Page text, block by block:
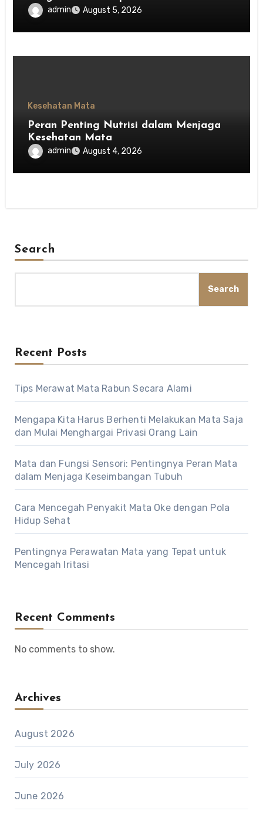
admin August 5, 2026
Kesehatan Mata
Peran Penting Nutrisi dalam Menjaga
Kesehatan Mata
admin August 4, 2026
Search
Search
Recent Posts
Tips Merawat Mata Rabun Secara Alami
Mengapa Kita Harus Berhenti Melakukan Mata Saja
dan Mulai Menghargai Privasi Orang Lain
Mata dan Fungsi Sensori: Pentingnya Peran Mata
dalam Menjaga Keseimbangan Tubuh
Cara Mencegah Penyakit Mata Oke dengan Pola
Hidup Sehat
Pentingnya Perawatan Mata yang Tepat untuk
Mencegah Iritasi
Recent Comments
No comments to show.
Archives
August 2026
July 2026
June 2026